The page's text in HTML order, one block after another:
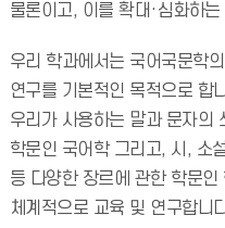
물론이고, 이를 확대·심화하
우리 학과에서는 국어국문학
연구를 기본적인 목적으로 합
우리가 사용하는 말과 문자의
학문인 국어학 그리고, 시, 소
등 다양한 장르에 관한 학문
체계적으로 교육 및 연구합니